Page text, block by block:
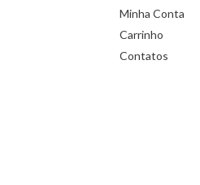
Minha Conta
Carrinho
Contatos